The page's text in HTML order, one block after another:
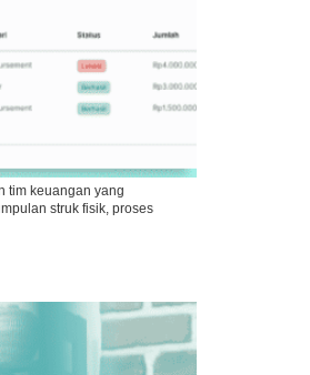
tim keuangan yang
struk fisik, proses